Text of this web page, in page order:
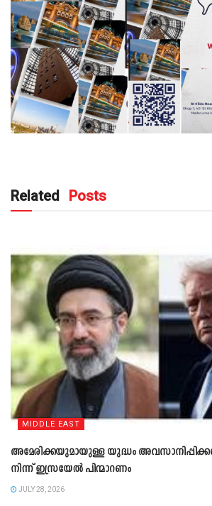
Related Posts
MIDDLE EAST
അമേരിക്കയുമായുള്ള യുദ്ധം
നിന്ന് ഇസ്രയേൽ പിന്മാറണം
JULY 28, 2026